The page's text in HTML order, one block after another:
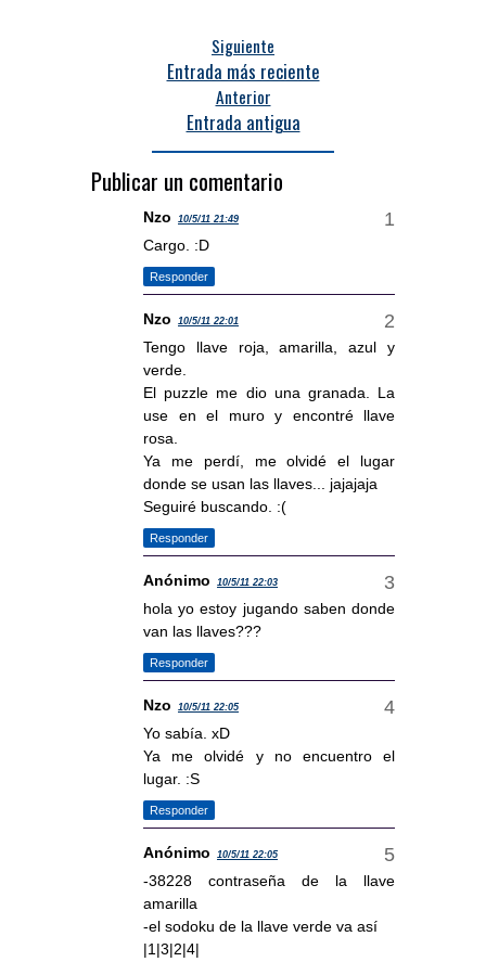
Siguiente
Entrada más reciente
Anterior
Entrada antigua
Publicar un comentario
Nzo 10/5/11 21:49
Cargo. :D
Responder
Nzo 10/5/11 22:01
Tengo llave roja, amarilla, azul y
verde.
El puzzle me dio una granada. La
use en el muro y encontré llave
rosa.
Ya me perdí, me olvidé el lugar
donde se usan las llaves... jajajaja
Seguiré buscando. :(
Responder
Anónimo 10/5/11 22:03
hola yo estoy jugando saben donde
van las llaves???
Responder
Nzo 10/5/11 22:05
Yo sabía. xD
Ya me olvidé y no encuentro el
lugar. :S
Responder
Anónimo 10/5/11 22:05
-38228 contraseña de la llave
amarilla
-el sodoku de la llave verde va así
|1|3|2|4|